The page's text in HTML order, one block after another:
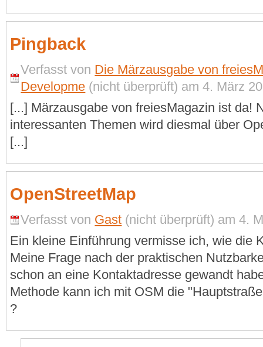
Pingback
Verfasst von Die Märzausgabe von
Developme (nicht überprüft) am 4. März
[...] Märzausgabe von freiesMagazin ist da!
interessanten Themen wird diesmal über
[...]
OpenStreetMap
Verfasst von Gast (nicht überprüft) am 4.
Ein kleine Einführung vermisse ich, wie die
Meine Frage nach der praktischen
schon an eine Kontaktadresse gewandt
Methode kann ich mit OSM die
?